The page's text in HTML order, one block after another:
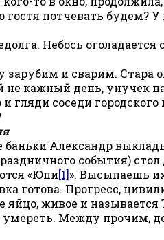
гостя потчевать будем?
Небось оголадается
зарубим и сварим. Стара
не кажный день, унучек
и гляди соседи
баньки Александр
события)
«Юпи[1]». Высыпаешь их
готова. Прогресс,
яйцо, живое и называется
умереть. Между прочим,